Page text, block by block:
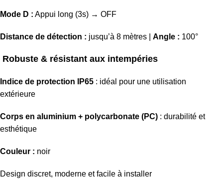
Mode D : Appui long (3s) → OFF
Distance de détection : jusqu’à 8 mètres | Angle : 100°
Robuste & résistant aux intempéries
Indice de protection IP65 : idéal pour une utilisation
extérieure
Corps en aluminium + polycarbonate (PC) : durabilité et
esthétique
Couleur : noir
Design discret, moderne et facile à installer